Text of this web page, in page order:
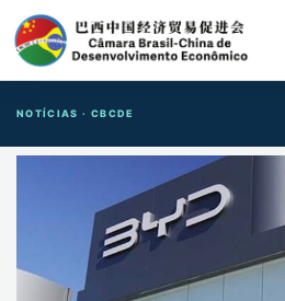
NOTÍCIAS · CBCDE